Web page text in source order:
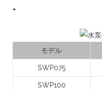
モデル
SWP075
SWP100